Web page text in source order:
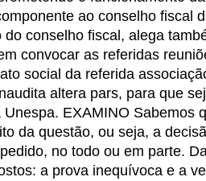
ao conselho fiscal
do conselho fiscal, alega
convocar as referidas
social da referida
altera pars, para que
EXAMINO Sabemos
da questão, ou seja, a
no todo ou em parte.
a prova inequívoca e a